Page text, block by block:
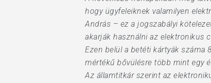
hogy ügyfeleiknek valamilyen
András – ez a jogszabályi
akarják használni az elektronikus
Ezen belül a betéti kártyák száma
mértékű bővülésre több mint egy
Az államtitkár szerint az